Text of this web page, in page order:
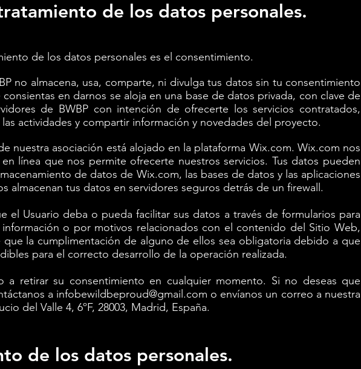
de los datos personales.
de los datos personales es el consentimiento.
no almacena, usa, comparte, ni divulga tus datos sin tu consentimiento
en darnos se aloja en una base de datos privada, con clave de
de BWBP con intención de ofrecerte los servicios contratados,
actividades y compartir información y novedades del proyecto.
nuestra asociación está alojado en la plataforma Wix.com. Wix.com nos
línea que nos permite ofrecerte nuestros servicios. Tus datos pueden
de datos de Wix.com, las bases de datos y las aplicaciones
almacenan tus datos en servidores seguros detrás de un firewall.
el Usuario deba o pueda facilitar sus datos a través de formularios para
información o por motivos relacionados con el contenido del Sitio Web,
que la cumplimentación de alguno de ellos sea obligatoria debido a que
para el correcto desarrollo de la operación realizada.
a retirar su consentimiento en cualquier momento. Si no deseas que
a infobewildbeproud@gmail.com o envíanos un correo a nuestra
del Valle 4, 6ºF, 28003, Madrid, España.
de los datos personales.